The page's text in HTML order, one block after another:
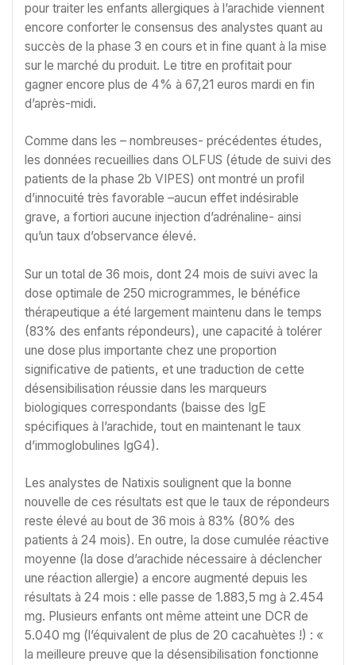
pour traiter les enfants allergiques à l’arachide viennent
encore conforter le consensus des analystes quant au
succès de la phase 3 en cours et in fine quant à la mise
sur le marché du produit. Le titre en profitait pour
gagner encore plus de 4% à 67,21 euros mardi en fin
d’après-midi.
Comme dans les – nombreuses- précédentes études,
les données recueillies dans OLFUS (étude de suivi des
patients de la phase 2b VIPES) ont montré un profil
d’innocuité très favorable –aucun effet indésirable
grave, a fortiori aucune injection d’adrénaline- ainsi
qu’un taux d’observance élevé.
Sur un total de 36 mois, dont 24 mois de suivi avec la
dose optimale de 250 microgrammes, le bénéfice
thérapeutique a été largement maintenu dans le temps
(83% des enfants répondeurs), une capacité à tolérer
une dose plus importante chez une proportion
significative de patients, et une traduction de cette
désensibilisation réussie dans les marqueurs
biologiques correspondants (baisse des IgE
spécifiques à l’arachide, tout en maintenant le taux
d’immoglobulines IgG4).
Les analystes de Natixis soulignent que la bonne
nouvelle de ces résultats est que le taux de répondeurs
reste élevé au bout de 36 mois à 83% (80% des
patients à 24 mois). En outre, la dose cumulée réactive
moyenne (la dose d’arachide nécessaire à déclencher
une réaction allergie) a encore augmenté depuis les
résultats à 24 mois : elle passe de 1.883,5 mg à 2.454
mg. Plusieurs enfants ont même atteint une DCR de
5.040 mg (l’équivalent de plus de 20 cacahuètes !) : «
la meilleure preuve que la désensibilisation fonctionne